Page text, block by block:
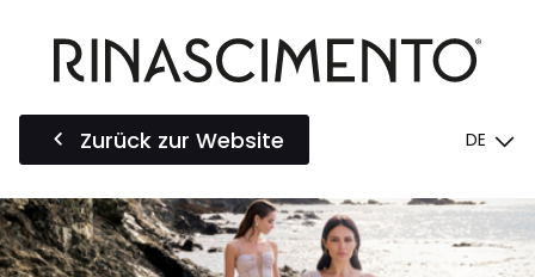
Zurück zur Website DE